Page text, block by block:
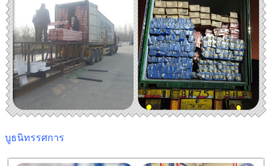
บูธนิทรรศการ